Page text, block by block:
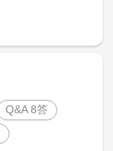
Q&A 8答